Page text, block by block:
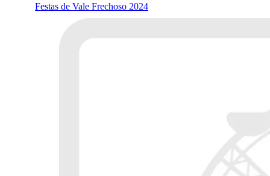
Festas de Vale Frechoso 2024